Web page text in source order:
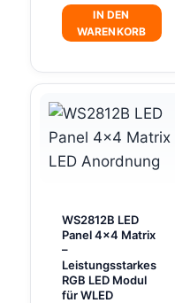
IN DEN
WARENKORB
WS2812B LED
Panel 4×4 Matrix
–
Leistungsstarkes
RGB LED Modul
für WLED